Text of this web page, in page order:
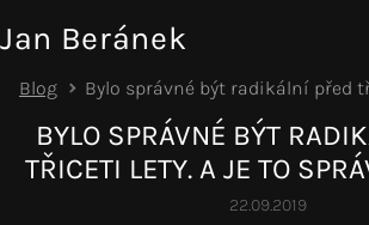
Jan Beránek
Blog Bylo správné být radikální před
BYLO SPRÁVNÉ BÝT
TŘICETI LETY. A JE TO
22.09.2019